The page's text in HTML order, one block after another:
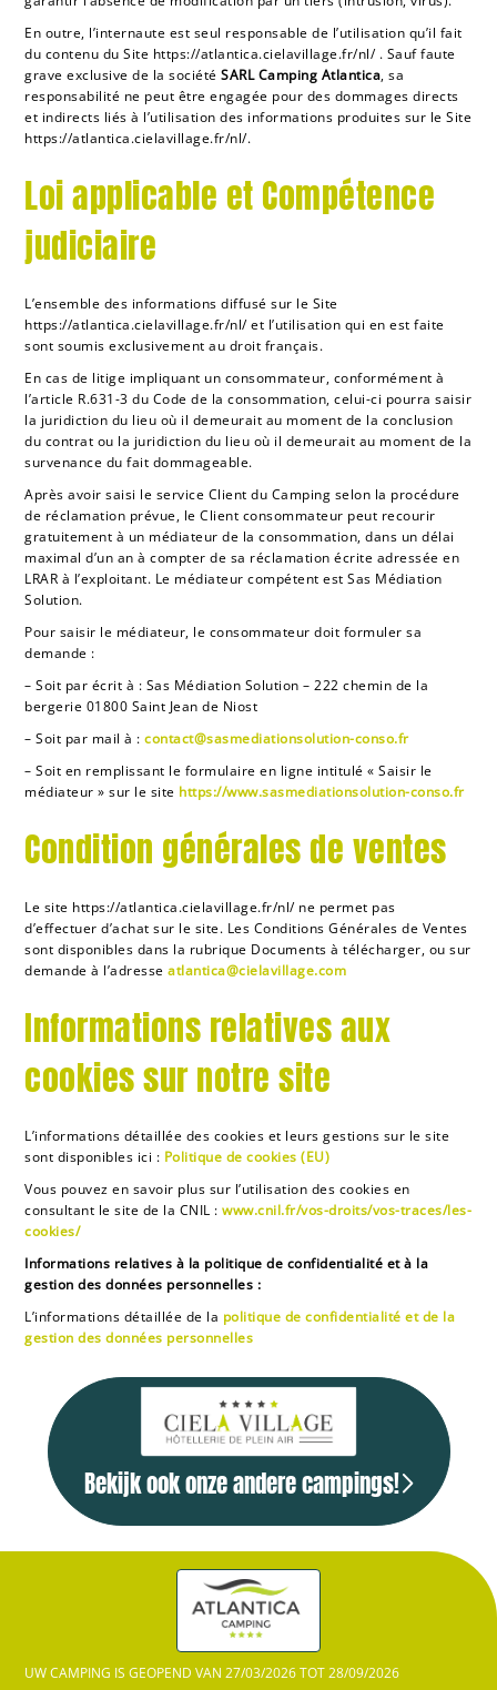
En outre, l’internaute est seul responsable de l’utilisation qu’il fait
du contenu du Site https://atlantica.cielavillage.fr/nl/. Sauf faute
grave exclusive de la sociétéSARL Camping Atlantica, sa
responsabilité ne peut être engagée pour des dommages directs
et indirects liés à l’utilisation des informations produites sur le Site
https://atlantica.cielavillage.fr/nl/.
Loi applicable et Compétence
judiciaire
L’ensemble des informations diffusé sur le Site
https://atlantica.cielavillage.fr/nl/et l’utilisation qui en est faite
sont soumis exclusivement au droit français.
En cas de litige impliquant un consommateur, conformément à
l’article R.631-3 du Code de la consommation, celui-ci pourra saisir
la juridiction du lieu où il demeurait au moment de la conclusion
du contrat ou la juridiction du lieu où il demeurait au moment de la
survenance du fait dommageable.
Après avoir saisi le service Client du Camping selon la procédure
de réclamation prévue, le Client consommateur peut recourir
gratuitement à un médiateur de la consommation, dans un délai
maximal d’un an à compter de sa réclamation écrite adressée en
LRAR à l’exploitant. Le médiateur compétent est Sas Médiation
Solution.
Pour saisir le médiateur, le consommateur doit formuler sa
demande :
– Soit par écrit à : Sas Médiation Solution – 222 chemin de la
bergerie 01800 Saint Jean de Niost
– Soit par mail à :contact@sasmediationsolution-conso.fr
– Soit en remplissant le formulaire en ligne intitulé « Saisir le
médiateur » sur le site https://www.sasmediationsolution-conso.fr
Condition générales de ventes
Le site https://atlantica.cielavillage.fr/nl/ne permet pas
d’effectuer d’achat sur le site. Les Conditions Générales de Ventes
sont disponibles dans la rubrique Documents à télécharger, ou sur
demande à l’adresseatlantica@cielavillage.com
Informations relatives aux
cookies sur notre site
L’informations détaillée des cookies et leurs gestions sur le site
sont disponibles ici : Politique de cookies (EU)
Vous pouvez en savoir plus sur l’utilisation des cookies en
consultant le site de la CNIL :www.cnil.fr/vos-droits/vos-traces/les-
cookies/
Informations relatives à la politique de confidentialité et à la
gestion des données personnelles :
L’informations détaillée de la politique de confidentialité et de la
gestion des données personnelles
Bekijk ook onze andere campings!
UW CAMPING IS GEOPEND VAN 27/03/2026 TOT 28/09/2026